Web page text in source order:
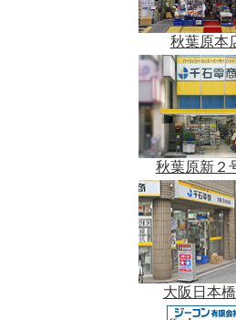
秋葉原本
秋葉原新２
大阪日本